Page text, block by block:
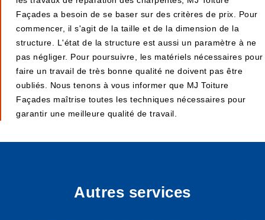
Façades a besoin de se baser sur des critères de prix. Pour
commencer, il s'agit de la taille et de la dimension de la
structure. L'état de la structure est aussi un paramètre à ne
pas négliger. Pour poursuivre, les matériels nécessaires pour
faire un travail de très bonne qualité ne doivent pas être
oubliés. Nous tenons à vous informer que MJ Toiture
Façades maîtrise toutes les techniques nécessaires pour
garantir une meilleure qualité de travail.
Autres services